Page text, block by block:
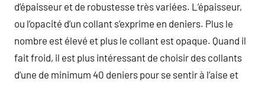
d’épaisseur et de robustesse très variées. L’épaisseur,
ou l’opacité d’un collant s’exprime en deniers. Plus le
nombre est élevé et plus le collant est opaque. Quand il
fait froid, il est plus intéressant de choisir des collants
d’une de minimum 40 deniers pour se sentir à l’aise et